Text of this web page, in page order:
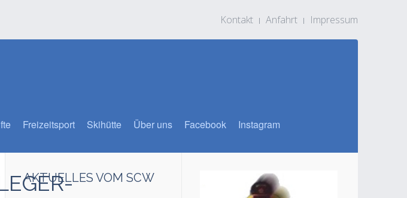
Kontakt Anfahrt Impressum
Freizeitsport Skihütte Über uns Facebook Instagram
AKTUELLES VOM SCW